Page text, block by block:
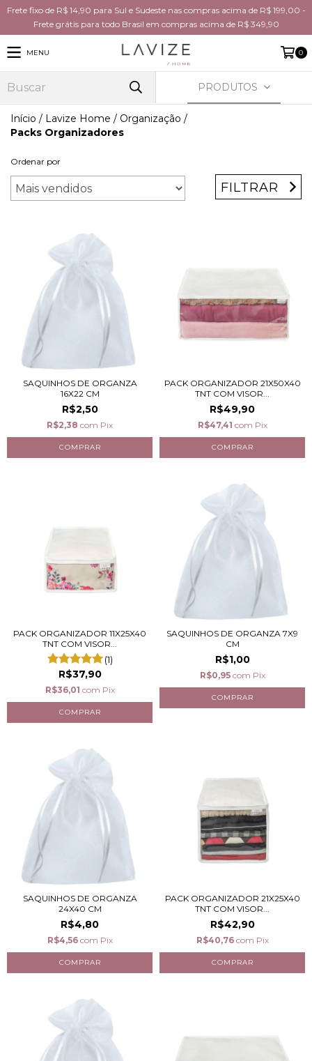
Frete fixo de R$ 14,90 para Sul e Sudeste nas compras acima de R$ 199,00 -
Frete grátis para todo Brasil em compras acima de R$ 349,90
MENU 0
PRODUTOS
Início / Lavize Home / Organização /
Packs Organizadores
Ordenar por
FILTRAR
SAQUINHOS DE ORGANZA
16X22 CM
R$2,50
R$2,38 com Pix
PACK ORGANIZADOR 21X50X40
TNT COM VISOR...
R$49,90
R$47,41 com Pix
PACK ORGANIZADOR 11X25X40
TNT COM VISOR...
(1)
R$37,90
R$36,01 com Pix
SAQUINHOS DE ORGANZA 7X9
CM
R$1,00
R$0,95 com Pix
SAQUINHOS DE ORGANZA
24X40 CM
R$4,80
R$4,56 com Pix
PACK ORGANIZADOR 21X25X40
TNT COM VISOR...
R$42,90
R$40,76 com Pix